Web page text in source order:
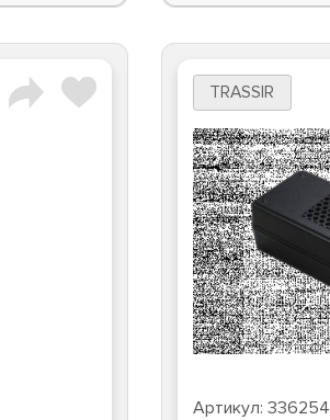
TRASSIR
Артикул: 336254